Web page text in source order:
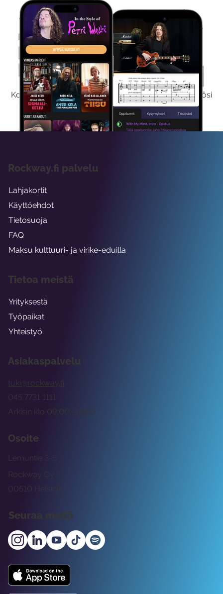
Kokeile Ilmaiseksi
Kokeilemalla ilmaiseksi saat koko sisältömme käyttöösi
viikon ajaksi.
Asiakaspalvelu
tuki@rockway.fi
Arkisin klo 09:00 -15:00
045 7731 1111
Osoite
Rockway Oy
Lemuntie 3-5
00510 Helsinki
Seuraa meitä
Rockway.fi palvelu
Lahjakortit
Käyttöehdot
Tietosuoja
FAQ
Maksu kulttuuri- ja virike-eduilla
Tietoa meistä
Yrityksestä
Työpaikat
Yhteistyö